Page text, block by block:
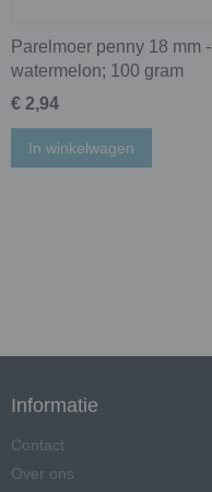
Parelmoer penny 18 mm -
watermelon; 100 gram
€ 2,94
In winkelwagen
Informatie
Contact
Over ons